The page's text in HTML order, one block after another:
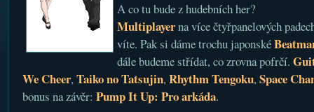
A co tu bude z hudebních her?
Multiplayerna více čtyřpanelových
víte. Pak si dáme trochu japonské
dále budeme střídat, co zrovna pofrčí.
We Cheer,Taiko no Tatsujin,Rhythm Tengoku,Space
bonus na závěr: Pump It Up: Proarkáda.